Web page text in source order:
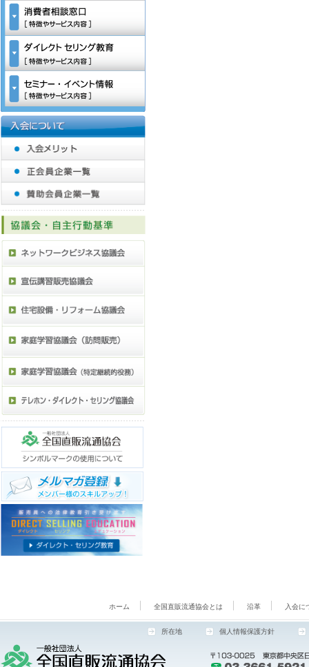
ホーム 全国直販流通協会とは 沿革 入会に
所在地 個人情報保護方針